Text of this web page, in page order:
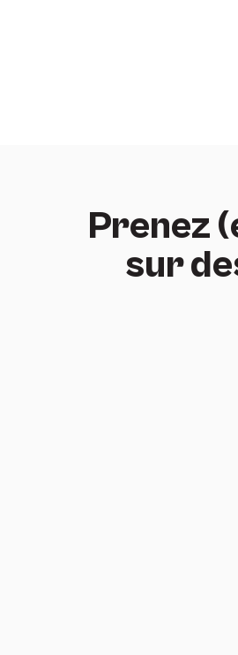
Prenez
sur